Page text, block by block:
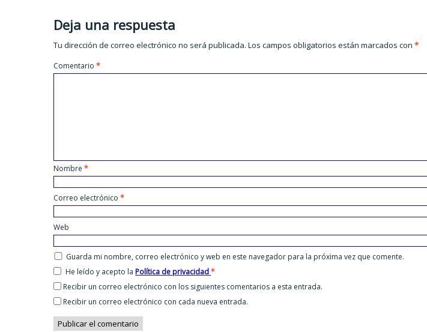
Deja una respuesta
Tu dirección de correo electrónico no será publicada. Los campos obligatorios están marcados con*
Comentario*
Nombre*
Correo electrónico*
Web
Guarda mi nombre, correo electrónico y web en este navegador para la próxima vez que comente.
He leído y acepto laPolítica de privacidad*
Recibir un correo electrónico con los siguientes comentarios a esta entrada.
Recibir un correo electrónico con cada nueva entrada.